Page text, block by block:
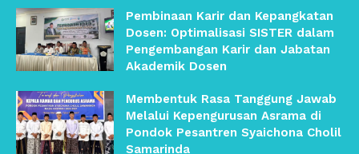
Pembinaan Karir dan Kepangkatan
Dosen: Optimalisasi SISTER dalam
Pengembangan Karir dan Jabatan
Akademik Dosen
Membentuk Rasa Tanggung Jawab
Melalui Kepengurusan Asrama di
Pondok Pesantren Syaichona Cholil
Samarinda